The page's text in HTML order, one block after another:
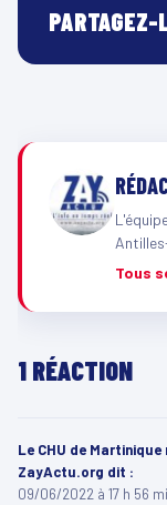
PARTAGEZ-
Tous
1 RÉACTION
Le CHU de
ZayActu.org dit :
09/06/2022 à 17 h 56